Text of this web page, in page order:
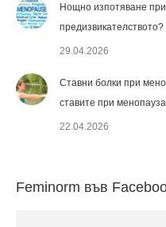
Нощно изпотяване
предизвикателството?
29.04.2026
Ставни болки при
ставите при
22.04.2026
Feminorm във